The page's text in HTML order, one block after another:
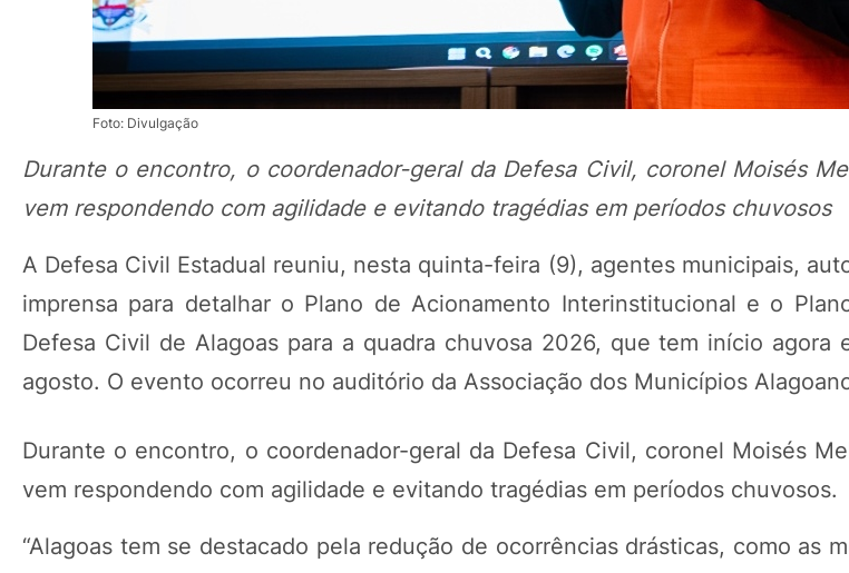
Foto: Divulgação
Durante o encontro, o coordenador-geral da Defesa Civil, coronel Moisés
vem respondendo com agilidade e evitando tragédias em períodos chuvosos
A Defesa Civil Estadual reuniu, nesta quinta-feira (9), agentes municipais,
imprensa para detalhar o Plano de Acionamento Interinstitucional e o
Defesa Civil de Alagoas para a quadra chuvosa 2026, que tem início agora
agosto. O evento ocorreu no auditório da Associação dos Municípios
Durante o encontro, o coordenador-geral da Defesa Civil, coronel Moisés
vem respondendo com agilidade e evitando tragédias em períodos chuvosos.
“Alagoas tem se destacado pela redução de ocorrências drásticas, como as